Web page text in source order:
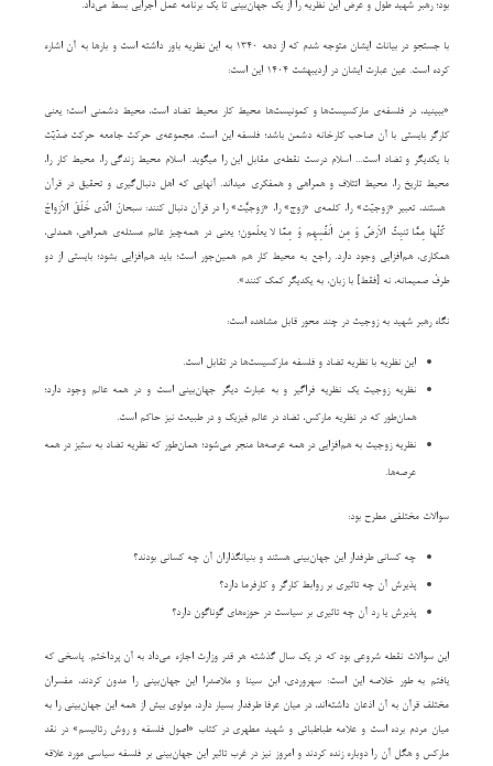
بود؛ رهبر شهید طول و عرض این نظریه را از یک جهان‌بینی تا یک برنامه عمل اجرایی بسط می‌داد.
با جستجو در بیانات ایشان متوجه شدم که از دهه ۱۳۴۰ به این نظریه باور داشته است و بارها به آن اشاره
کرده است. عین عبارت ایشان در اردیبهشت ۱۴۰۴ این است:
«ببینید، در فلسفه‌ی مارکسیست‌ها و کمونیست‌ها محیط کار محیط تضاد است، محیط دشمنی است؛ یعنی
کارگر بایستی با آن صاحب کارخانه دشمن باشد؛ فلسفه این است. مجموعه‌ی حرکت جامعه حرکت ضدّیّت
با یکدیگر و تضاد است... اسلام درست نقطه‌ی مقابل این را میگوید. اسلام محیط زندگی را، محیط کار را،
محیط تاریخ را، محیط ائتلاف و همراهی و همفکری میداند. آنهایی که اهل دنبال‌گیری و تحقیق در قرآن
هستند، تعبیر «زوجیّت» را، کلمه‌ی «زوج» را، «زوجیّت» را در قرآن دنبال کنند: سُبحانَ الَّذی خَلَقَ الاَزواجَ
کُلَّها مِمّا تُنبِتُ الاَرضُ وَ مِن اَنفُسِهِم وَ مِمّا لا یَعلَمون؛ یعنی در همه‌چیز عالم مسئله‌ی همراهی، همدلی،
همکاری، هم‌افزایی وجود دارد. راجع به محیط کار هم همین‌جور است؛ باید هم‌افزایی بشود؛ بایستی از دو
طرفْ صمیمانه، نه [فقط] با زبان، به یکدیگر کمک کنند».
نگاه رهبر شهید به زوجیت در چند محور قابل مشاهده است:
این نظریه با نظریه تضاد و فلسفه مارکسیست‌ها در تقابل است.
نظریه زوجیت یک نظریه فراگیر و به عبارت دیگر جهان‌بینی است و در همه عالم وجود دارد؛
همان‌طور که در نظریه مارکس، تضاد در عالم فیزیک و در طبیعت نیز حاکم است.
نظریه زوجیت به هم‌افزایی در همه عرصه‌ها منجر می‌شود؛ همان‌طور که نظریه تضاد به ستیز در همه
عرصه‌ها.
سوالات مختلفی مطرح بود:
چه کسانی طرفدار این جهان‌بینی هستند و بنیانگذاران آن چه کسانی بودند؟
پذیرش آن چه تاثیری بر روابط کارگر و کارفرما دارد؟
پذیرش یا رد آن چه تاثیری بر سیاست در حوزه‌های گوناگون دارد؟
این سوالات نقطه شروعی بود که در یک سال گذشته هر قدر وزارت اجازه می‌داد به آن پرداختم. پاسخی که
یافتم به طور خلاصه این است: سهروردی، ابن سینا و ملاصدرا این جهان‌بینی را مدون کردند، مفسران
مختلف قرآن به آن اذعان داشته‌اند، در میان عرفا طرفدار بسیار دارد، مولوی بیش از همه این جهان‌بینی را به
میان مردم برده است و علامه طباطبائی و شهید مطهری در کتاب «اصول فلسفه و روش رئالیسم» در نقد
مارکس و هگل آن را دوباره زنده کردند و امروز نیز در غرب تاثیر این جهان‌بینی بر فلسفه سیاسی مورد علاقه